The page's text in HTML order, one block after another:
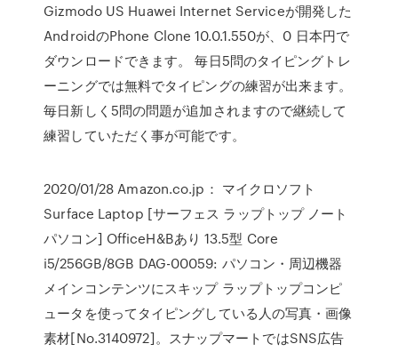
Gizmodo US Huawei Internet Serviceが開発した
AndroidのPhone Clone 10.0.1.550が、0 日本円で
ダウンロードできます。 毎日5問のタイピングトレ
ーニングでは無料でタイピングの練習が出来ます。
毎日新しく5問の問題が追加されますので継続して
練習していただく事が可能です。
2020/01/28 Amazon.co.jp： マイクロソフト
Surface Laptop [サーフェス ラップトップ ノート
パソコン] OfficeH&Bあり 13.5型 Core
i5/256GB/8GB DAG-00059: パソコン・周辺機器
メインコンテンツにスキップ ラップトップコンピ
ュータを使ってタイピングしている人の写真・画像
素材[No.3140972]。スナップマートではSNS広告